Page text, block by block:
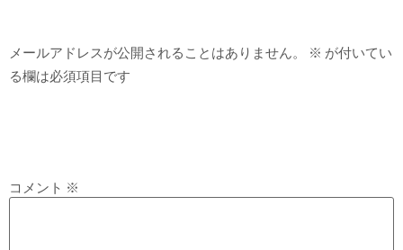
メールアドレスが公開されることはありません。 ※ が付いてい
る欄は必須項目です
コメント ※